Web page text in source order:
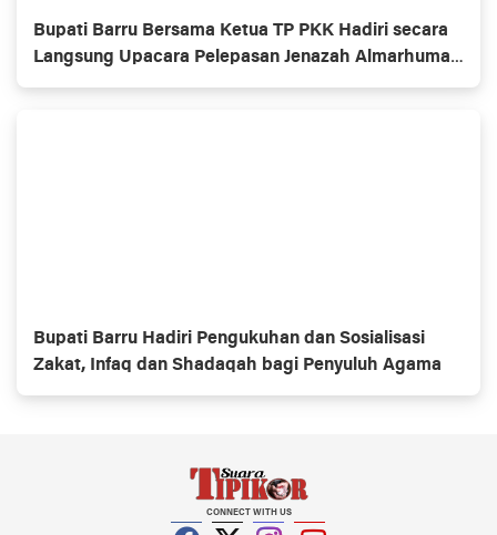
Bupati Barru Bersama Ketua TP PKK Hadiri secara
Langsung Upacara Pelepasan Jenazah Almarhumah
dr. Hj. Andi Nikmawati
Bupati Barru Hadiri Pengukuhan dan Sosialisasi
Zakat, Infaq dan Shadaqah bagi Penyuluh Agama
CONNECT WITH US